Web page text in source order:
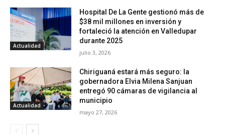
Actualidad
Hospital De La Gente gestionó más de
$38 mil millones en inversión y
fortaleció la atención en Valledupar
durante 2025
julio 3, 2026
Actualidad
Chiriguaná estará más seguro: la
gobernadora Elvia Milena Sanjuan
entregó 90 cámaras de vigilancia al
municipio
mayo 27, 2026